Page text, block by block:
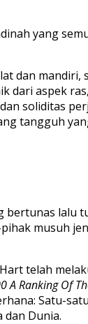
yang
dan
dari aspek
soliditas
tangguh
bertunas
musuh
telah
A Ranking Of
Satu-
dan Dunia.